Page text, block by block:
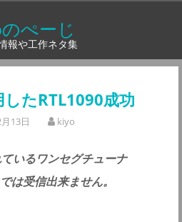
ぺーじ
報や工作ネタ集
たRTL1090成功
13日 kiyo
いるワンセグチューナ
は受信出来ません。